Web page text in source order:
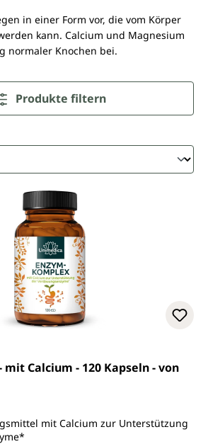
in einer Form vor, die vom Körper
kann. Calcium und Magnesium
normaler Knochen bei.
Produkte filtern
von 4.4 von 5 Sternen
mit Calcium - 120 Kapseln - von
mit Calcium zur Unterstützung